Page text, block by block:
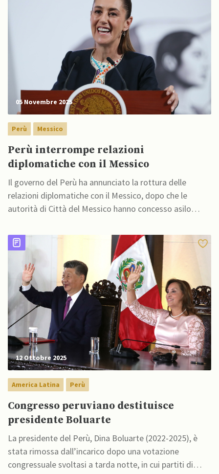
05 Novembre 2025
Perù Messico
Perù interrompe relazioni
diplomatiche con il Messico
Il governo del Perù ha annunciato la rottura delle
relazioni diplomatiche con il Messico, dopo che le
autorità di Città del Messico hanno concesso asilo
12 Ottobre 2025
America Latina Perù
Congresso peruviano destituisce
presidente Boluarte
La presidente del Perù, Dina Boluarte (2022-2025), è
stata rimossa dall’incarico dopo una votazione
congressuale svoltasi a tarda notte, in cui partiti di